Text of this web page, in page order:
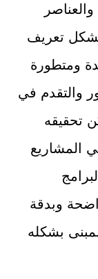
تعريف
ومتطورة
والتقدم في
تحقيقه
المشاريع
وبدقة
بشكله